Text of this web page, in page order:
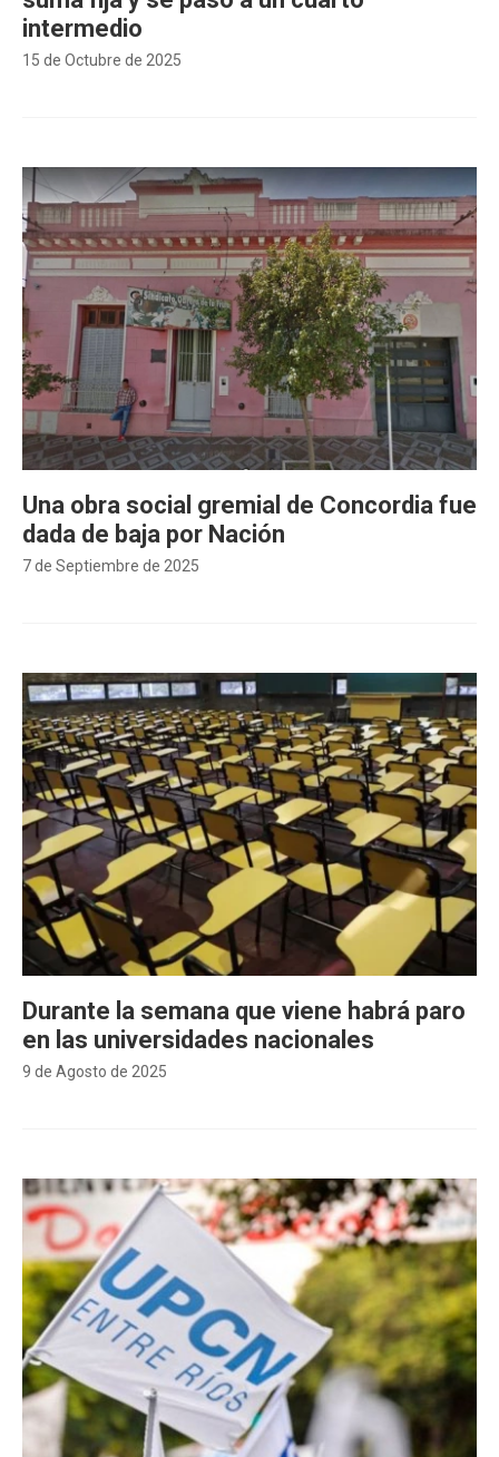
15 de Octubre de 2025
intermedio
7 de Septiembre de 2025
Una obra social gremial de Concordia fue
dada de baja por Nación
9 de Agosto de 2025
Durante la semana que viene habrá paro
en las universidades nacionales